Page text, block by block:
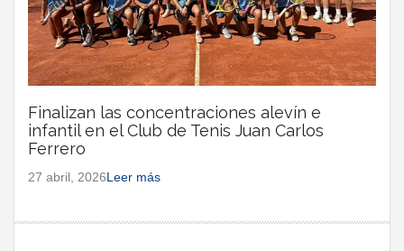
Finalizan las concentraciones alevín e
infantil en el Club de Tenis Juan Carlos
Ferrero
27 abril, 2026Leer más